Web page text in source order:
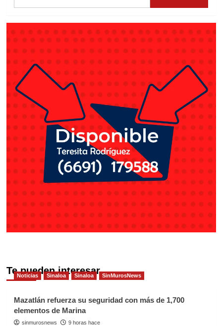
Te pueden interesar
Noticias Sinaloa Sinaloa SinMurosNews
Mazatlán refuerza su seguridad con más de 1,700
elementos de Marina
sinmurosnews 9 horas hace